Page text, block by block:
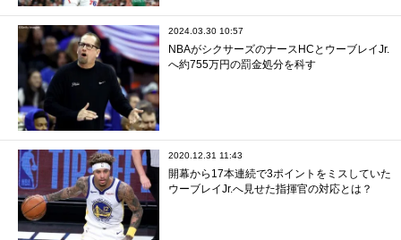
2024.03.30 10:57
NBAがシクサーズのナースHCとウーブレイJr.
へ約755万円の罰金処分を科す
2020.12.31 11:43
開幕から17本連続で3ポイントをミスしていた
ウーブレイJr.へ見せた指揮官の対応とは？